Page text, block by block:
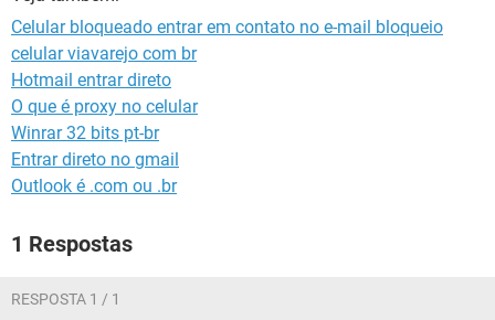
Celular bloqueado entrar em contato no e-mail bloqueio
celular viavarejo com br
Hotmail entrar direto
O que é proxy no celular
Winrar 32 bits pt-br
Entrar direto no gmail
Outlook é .com ou .br
1 Respostas
RESPOSTA 1 / 1